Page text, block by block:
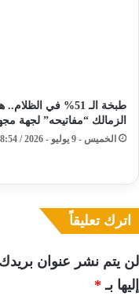
طبخة الـ 51% في
الزمالك “مفاتيحه” لجهة
الخميس - 9 يوليو - 2026 / 8:54 مساءً
اترك تعليقاً
لن يتم نشر عنوان بريدك
إليها بـ *